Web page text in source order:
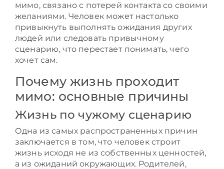
мимо, связано с потерей контакта со своими
желаниями. Человек может настолько
привыкнуть выполнять ожидания других
людей или следовать привычному
сценарию, что перестает понимать, чего
хочет сам.
Почему жизнь проходит
мимо: основные причины
Жизнь по чужому сценарию
Одна из самых распространенных причин
заключается в том, что человек строит
жизнь исходя не из собственных ценностей,
а из ожиданий окружающих. Родителей,